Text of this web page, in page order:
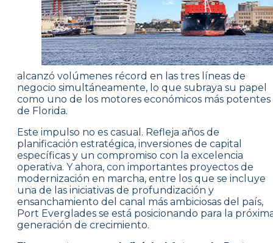
alcanzó volúmenes récord en las tres líneas de
negocio simultáneamente, lo que subraya su papel
como uno de los motores económicos más potentes
de Florida.
Este impulso no es casual. Refleja años de
planificación estratégica, inversiones de capital
específicas y un compromiso con la excelencia
operativa. Y ahora, con importantes proyectos de
modernización en marcha, entre los que se incluye
una de las iniciativas de profundización y
ensanchamiento del canal más ambiciosas del país,
Port Everglades se está posicionando para la
generación de crecimiento.